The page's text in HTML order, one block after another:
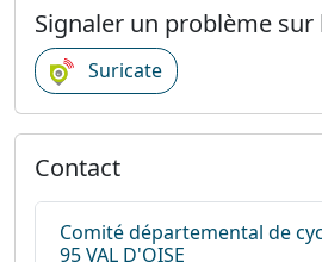
Signaler un problème sur
Suricate
Contact
Comité départemental de
95 VAL D'OISE